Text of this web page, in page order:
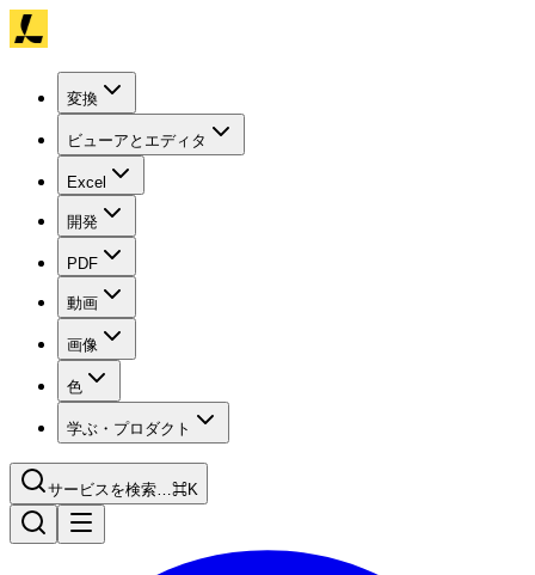
変換
ビューアとエディタ
Excel
開発
PDF
動画
画像
色
学ぶ・プロダクト
サービスを検索…⌘K